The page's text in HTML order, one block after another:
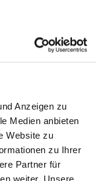
Anzeigen zu
Medien anbieten
Website zu
zu Ihrer
Partner für